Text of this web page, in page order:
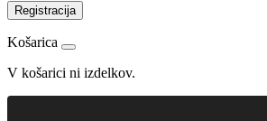
Registracija
Košarica
V košarici ni izdelkov.